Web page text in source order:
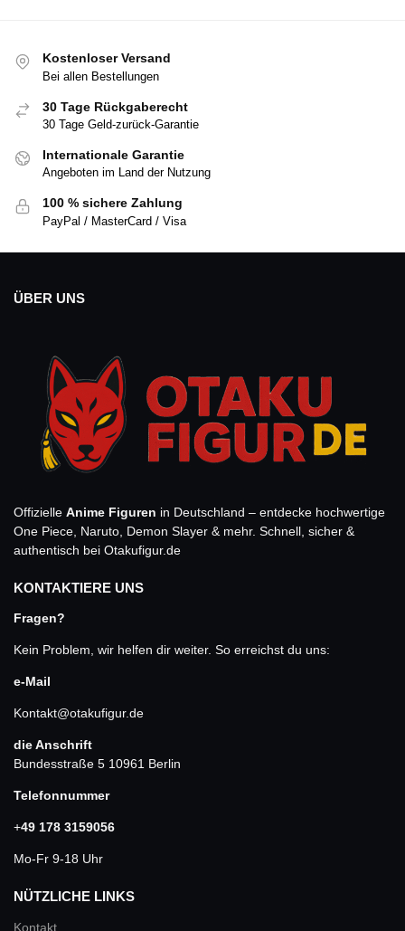
Kostenloser Versand
Bei allen Bestellungen
30 Tage Rückgaberecht
30 Tage Geld-zurück-Garantie
Internationale Garantie
Angeboten im Land der Nutzung
100 % sichere Zahlung
PayPal / MasterCard / Visa
ÜBER UNS
Offizielle Anime Figuren in Deutschland – entdecke hochwertige
One Piece, Naruto, Demon Slayer & mehr. Schnell, sicher &
authentisch bei Otakufigur.de
KONTAKTIERE UNS
Fragen?
Kein Problem, wir helfen dir weiter. So erreichst du uns:
e-Mail
Kontakt@otakufigur.de
die Anschrift
Bundesstraße 5 10961 Berlin
Telefonnummer
+49 178 3159056
Mo-Fr 9-18 Uhr
NÜTZLICHE LINKS
Kontakt